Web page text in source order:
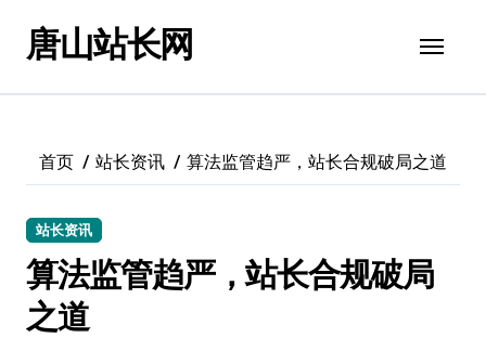
唐山站长网
首页 站长资讯 算法监管趋严，站长合规破局之道
站长资讯
算法监管趋严，站长合规破局
之道